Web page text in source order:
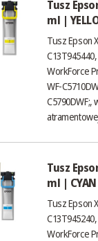
Tusz
ml |
Tusz Epson
WorkForce
WF-
C5790DWF;,
Tusz
ml | CYAN
Tusz Epson
WorkForce